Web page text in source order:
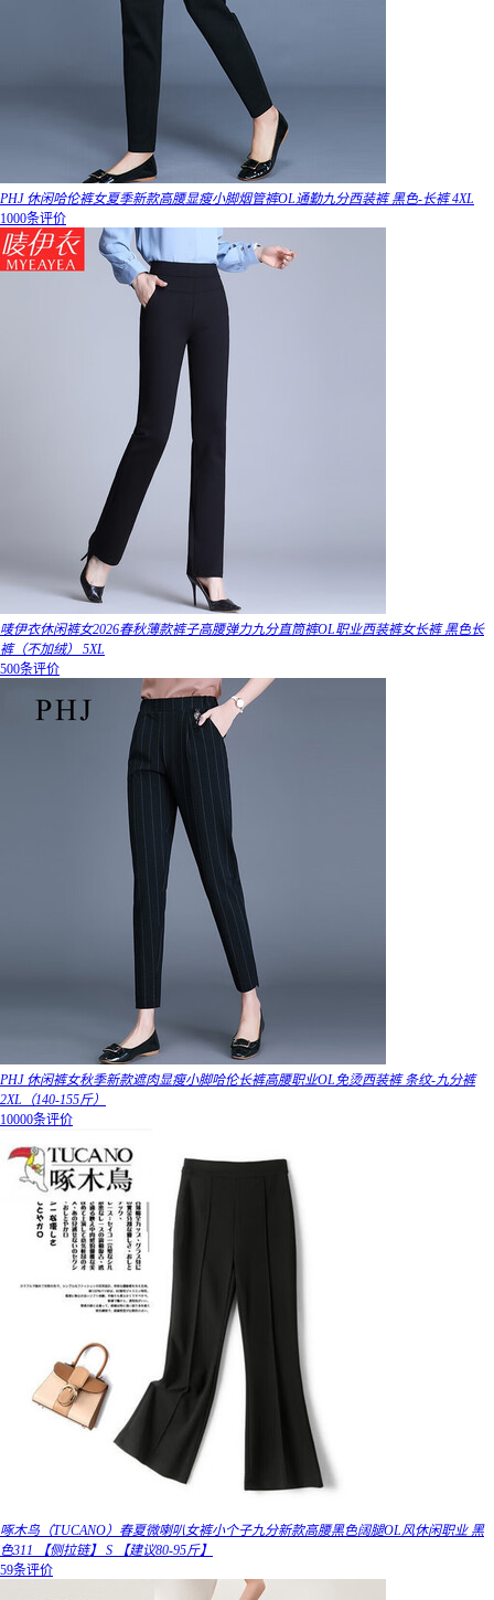
PHJ 休闲哈伦裤女夏季新款高腰显瘦小脚烟管裤OL通勤九分西装裤 黑色-长裤 4XL
1000条评价
唛伊衣休闲裤女2026春秋薄款裤子高腰弹力九分直筒裤OL职业西装裤女长裤 黑色长
裤（不加绒） 5XL
500条评价
PHJ 休闲裤女秋季新款遮肉显瘦小脚哈伦长裤高腰职业OL免烫西装裤 条纹-九分裤
2XL（140-155斤）
10000条评价
啄木鸟（TUCANO）春夏微喇叭女裤小个子九分新款高腰黑色阔腿OL风休闲职业 黑
色311 【侧拉链】 S 【建议80-95斤】
59条评价